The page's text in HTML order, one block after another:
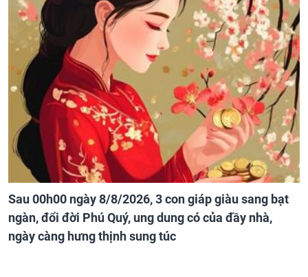
Sau 00h00 ngày 8/8/2026, 3 con giáp giàu sang bạt
ngàn, đổi đời Phú Quý, ung dung có của đầy nhà,
ngày càng hưng thịnh sung túc